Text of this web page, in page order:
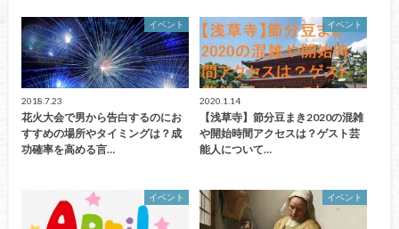
イベント
2018.7.23
花火大会で男から告白するのにお
すすめの場所やタイミングは？成
功確率を高める言…
イベント
2020.1.14
【浅草寺】節分豆まき2020の混雑
や開始時間アクセスは？ゲスト芸
能人について…
イベント イベント